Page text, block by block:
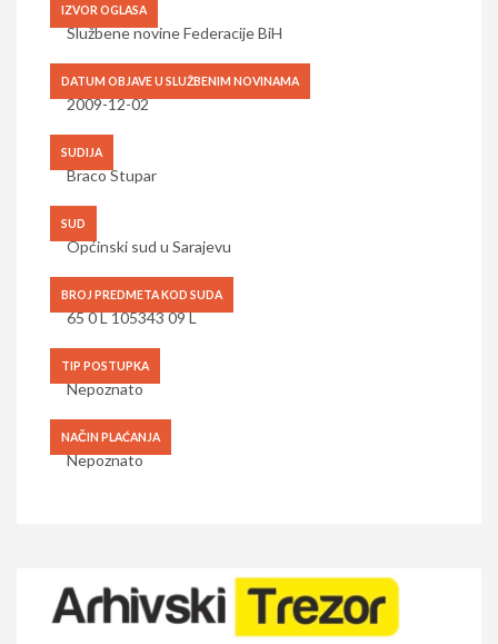
IZVOR OGLASA
Službene novine Federacije BiH
DATUM OBJAVE U SLUŽBENIM NOVINAMA
2009-12-02
SUDIJA
Braco Stupar
SUD
Općinski sud u Sarajevu
BROJ PREDMETA KOD SUDA
65 0 L 105343 09 L
TIP POSTUPKA
Nepoznato
NAČIN PLAĆANJA
Nepoznato